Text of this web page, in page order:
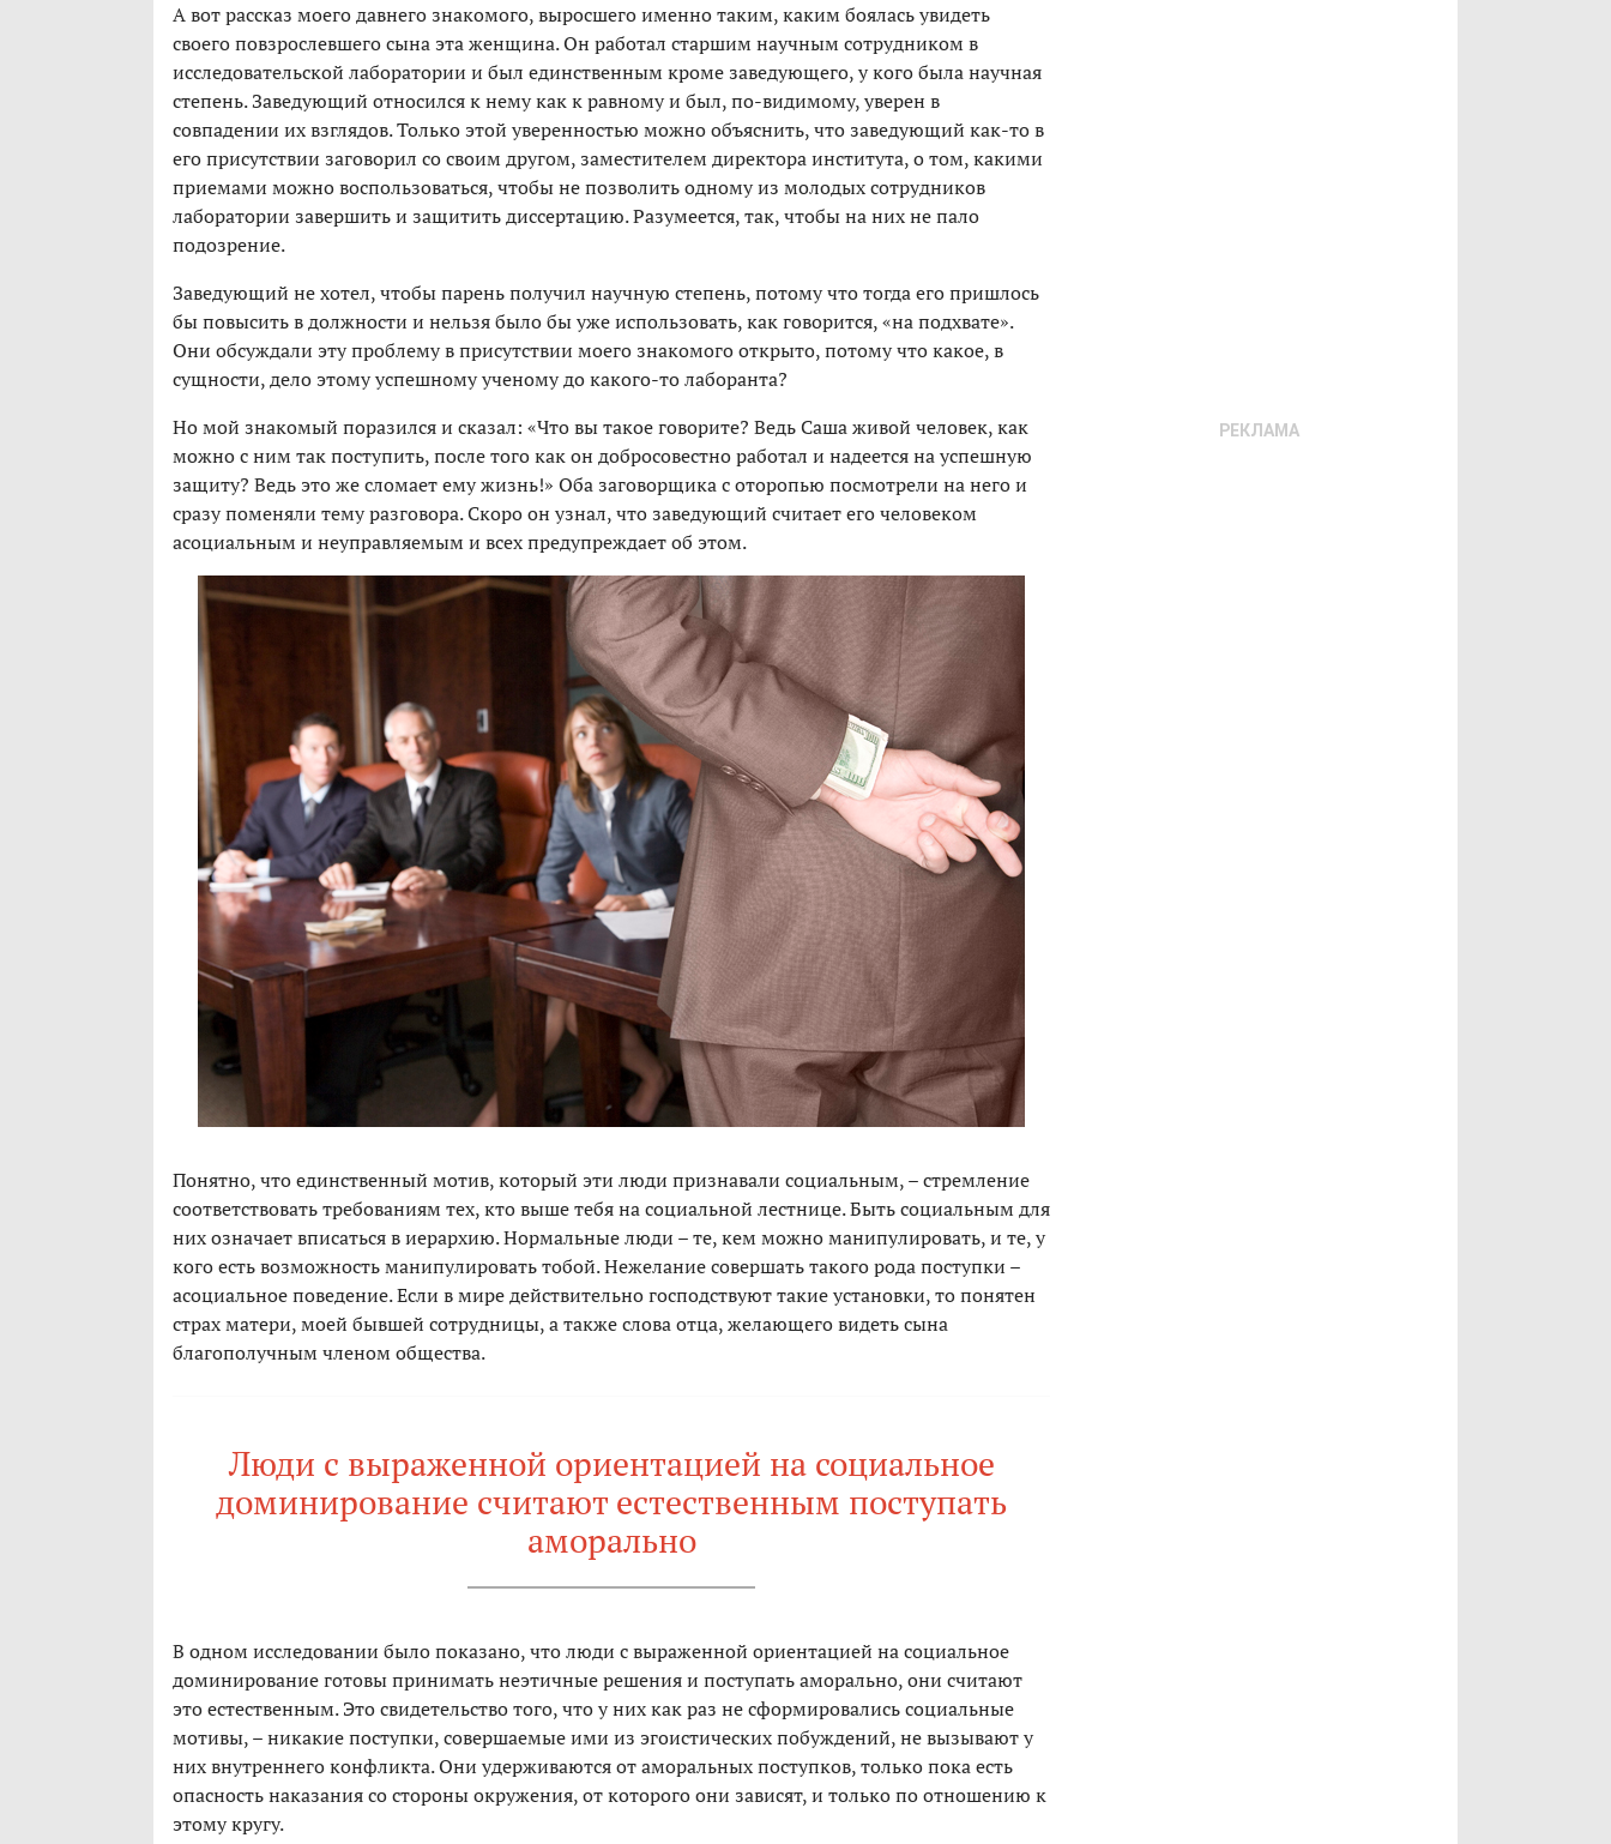
А вот рассказ моего давнего знакомого, выросшего именно таким, каким боялась увидеть
своего повзрослевшего сына эта женщина. Он работал старшим научным сотрудником в
исследовательской лаборатории и был единственным кроме заведующего, у кого была научная
степень. Заведующий относился к нему как к равному и был, по-видимому, уверен в
совпадении их взглядов. Только этой уверенностью можно объяснить, что заведующий как-то в
его присутствии заговорил со своим другом, заместителем директора института, о том, какими
приемами можно воспользоваться, чтобы не позволить одному из молодых сотрудников
лаборатории завершить и защитить диссертацию. Разумеется, так, чтобы на них не пало
подозрение.
Заведующий не хотел, чтобы парень получил научную степень, потому что тогда его пришлось
бы повысить в должности и нельзя было бы уже использовать, как говорится, «на подхвате».
Они обсуждали эту проблему в присутствии моего знакомого открыто, потому что какое, в
сущности, дело этому успешному ученому до какого-то лаборанта?
Но мой знакомый поразился и сказал: «Что вы такое говорите? Ведь Саша живой человек, как
можно с ним так поступить, после того как он добросовестно работал и надеется на успешную
защиту? Ведь это же сломает ему жизнь!» Оба заговорщика с оторопью посмотрели на него и
сразу поменяли тему разговора. Скоро он узнал, что заведующий считает его человеком
асоциальным и неуправляемым и всех предупреждает об этом.
Понятно, что единственный мотив, который эти люди признавали социальным, – стремление
соответствовать требованиям тех, кто выше тебя на социальной лестнице. Быть социальным для
них означает вписаться в иерархию. Нормальные люди – те, кем можно манипулировать, и те, у
кого есть возможность манипулировать тобой. Нежелание совершать такого рода поступки –
асоциальное поведение. Если в мире действительно господствуют такие установки, то понятен
страх матери, моей бывшей сотрудницы, а также слова отца, желающего видеть сына
благополучным членом общества.
Люди с выраженной ориентацией на социальное
доминирование считают естественным поступать
аморально
В одном исследовании было показано, что люди с выраженной ориентацией на социальное
доминирование готовы принимать неэтичные решения и поступать аморально, они считают
это естественным. Это свидетельство того, что у них как раз не сформировались социальные
мотивы, – никакие поступки, совершаемые ими из эгоистических побуждений, не вызывают у
них внутреннего конфликта. Они удерживаются от аморальных поступков, только пока есть
опасность наказания со стороны окружения, от которого они зависят, и только по отношению к
этому кругу.